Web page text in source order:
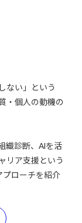
ない」という
・個人の動機の
織診断、AIを活
リア支援という
プローチを紹介